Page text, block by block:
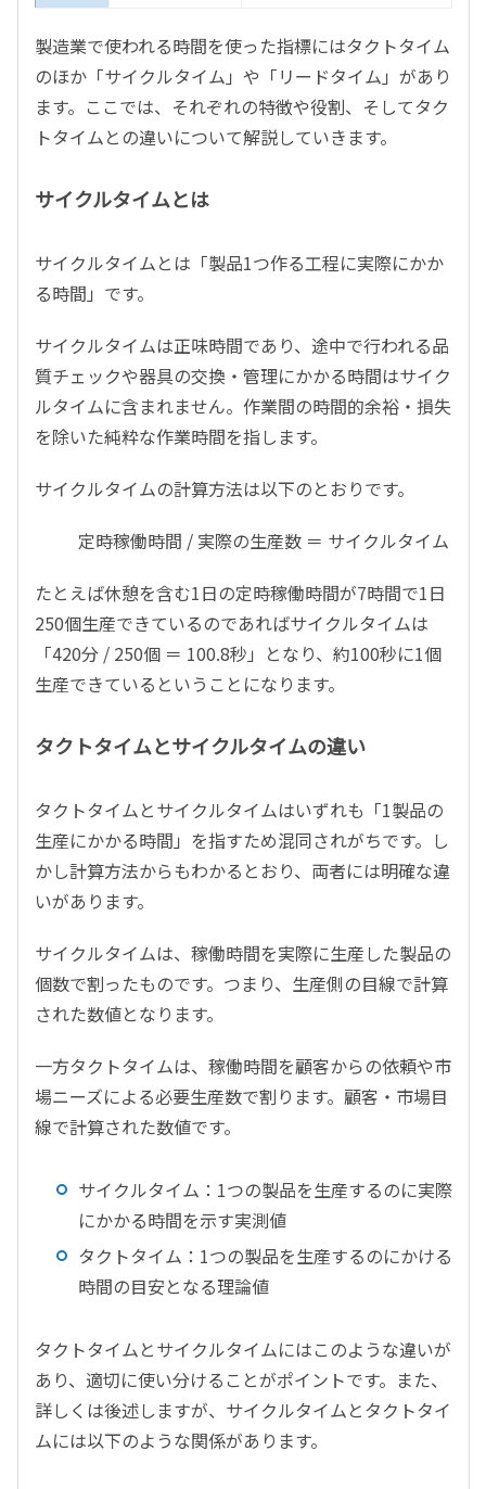
製造業で使われる時間を使った指標にはタクトタイム
のほか「サイクルタイム」や「リードタイム」があり
ます。ここでは、それぞれの特徴や役割、そしてタク
トタイムとの違いについて解説していきます。
サイクルタイムとは
サイクルタイムとは「製品1つ作る工程に実際にかか
る時間」です。
サイクルタイムは正味時間であり、途中で行われる品
質チェックや器具の交換・管理にかかる時間はサイク
ルタイムに含まれません。作業間の時間的余裕・損失
を除いた純粋な作業時間を指します。
サイクルタイムの計算方法は以下のとおりです。
定時稼働時間 / 実際の生産数 ＝ サイクルタイム
たとえば休憩を含む1日の定時稼働時間が7時間で1日
250個生産できているのであればサイクルタイムは
「420分 / 250個 ＝ 100.8秒」となり、約100秒に1個
生産できているということになります。
タクトタイムとサイクルタイムの違い
タクトタイムとサイクルタイムはいずれも「1製品の
生産にかかる時間」を指すため混同されがちです。し
かし計算方法からもわかるとおり、両者には明確な違
いがあります。
サイクルタイムは、稼働時間を実際に生産した製品の
個数で割ったものです。つまり、生産側の目線で計算
された数値となります。
一方タクトタイムは、稼働時間を顧客からの依頼や市
場ニーズによる必要生産数で割ります。顧客・市場目
線で計算された数値です。
サイクルタイム：1つの製品を生産するのに実際
にかかる時間を示す実測値
タクトタイム：1つの製品を生産するのにかける
時間の目安となる理論値
タクトタイムとサイクルタイムにはこのような違いが
あり、適切に使い分けることがポイントです。また、
詳しくは後述しますが、サイクルタイムとタクトタイ
ムには以下のような関係があります。